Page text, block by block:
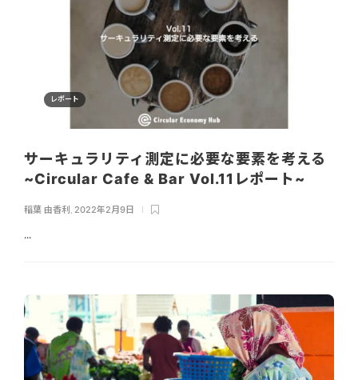
レポート
サーキュラリティ測定に必要な要素を考える
~Circular Cafe & Bar Vol.11レポート~
稲葉 由香利 , 2022年2月9日
...